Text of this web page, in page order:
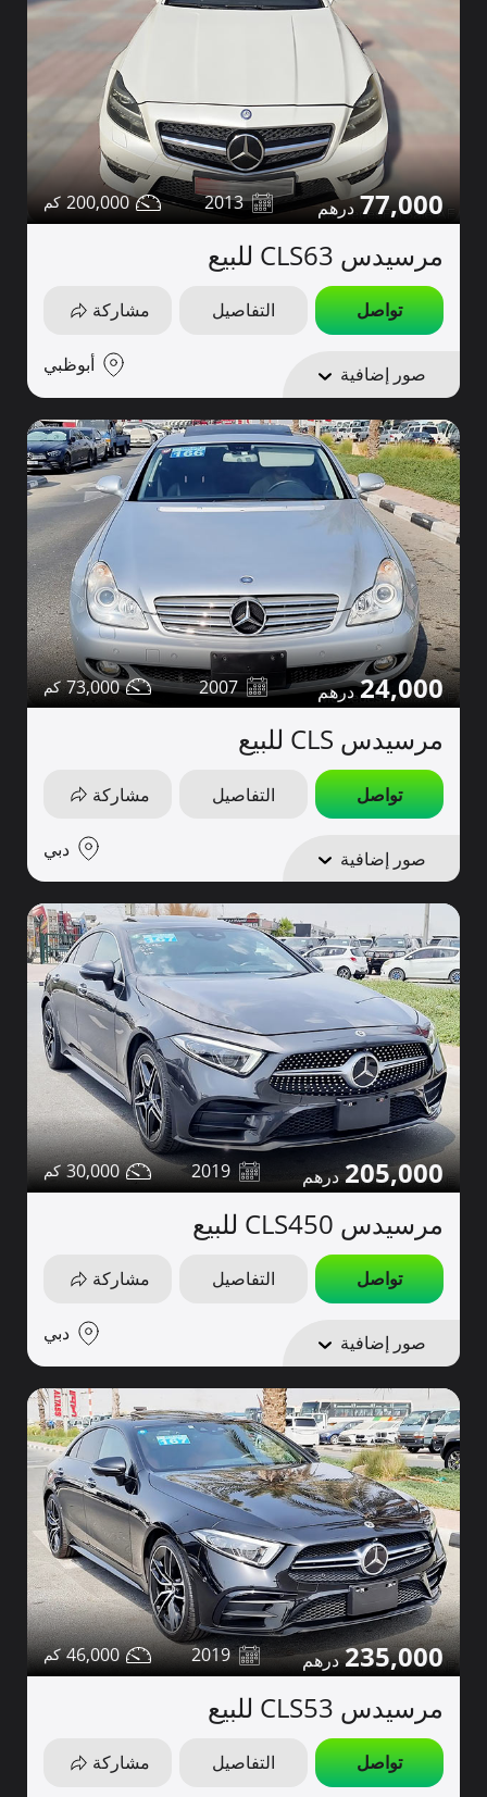
77,000
2013
200,000
مرسيدس CLS63 للبيع
تواصل التفاصيل مشاركة
صور إضافية أبوظبي
24,000
2007
73,000
مرسيدس CLS للبيع
تواصل التفاصيل مشاركة
صور إضافية دبي
205,000
2019
30,000
مرسيدس CLS450 للبيع
تواصل التفاصيل مشاركة
صور إضافية دبي
235,000
2019
46,000
مرسيدس CLS53 للبيع
تواصل التفاصيل مشاركة